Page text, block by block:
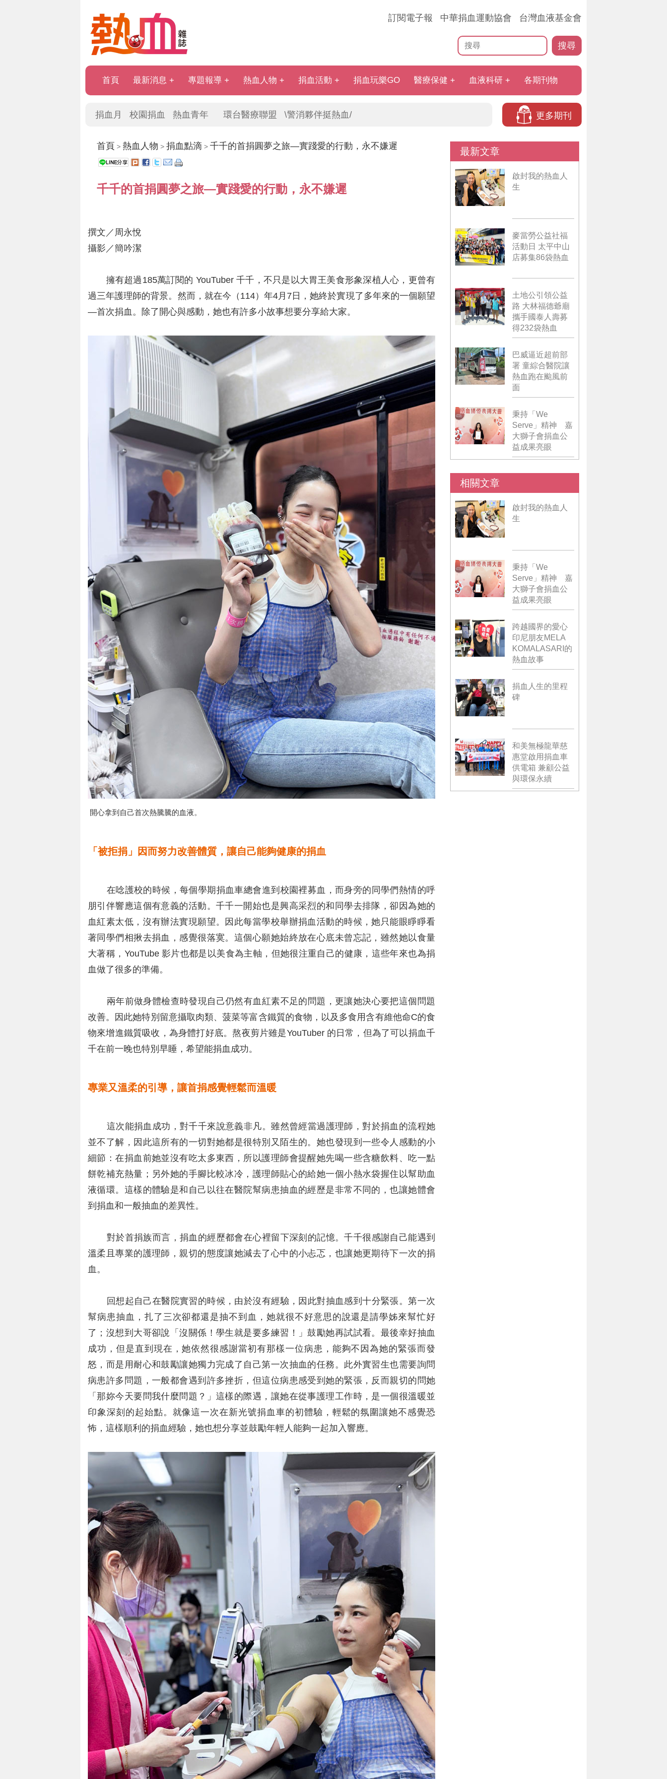
訂閱電子報 中華捐血運動協會 台灣血液基金會
搜尋
首頁 最新消息 專題報導 熱血人物 捐血活動 捐血玩樂GO 醫療保健 血液科研 各期刊物
捐血月 校園捐血 熱血青年 環台醫療聯盟 \警消夥伴挺熱血/ 更多期刊
首頁 > 熱血人物 > 捐血點滴 > 千千的首捐圓夢之旅—實踐愛的行動，永不嫌遲
千千的首捐圓夢之旅—實踐愛的行動，永不嫌遲
撰文／周永悅
攝影／簡吟潔
擁有超過185萬訂閱的 YouTuber 千千，不只是以大胃王美食形象深植人心，更曾有
過三年護理師的背景。然而，就在今（114）年4月7日，她終於實現了多年來的一個願望
—首次捐血。除了開心與感動，她也有許多小故事想要分享給大家。
開心拿到自己首次熱騰騰的血液。
「被拒捐」因而努力改善體質，讓自己能夠健康的捐血
在唸護校的時候，每個學期捐血車總會進到校園裡募血，而身旁的同學們熱情的呼
朋引伴響應這個有意義的活動。千千一開始也是興高采烈的和同學去排隊，卻因為她的
血紅素太低，沒有辦法實現願望。因此每當學校舉辦捐血活動的時候，她只能眼睜睜看
著同學們相揪去捐血，感覺很落寞。這個心願她始終放在心底未曾忘記，雖然她以食量
大著稱，YouTube 影片也都是以美食為主軸，但她很注重自己的健康，這些年來也為捐
血做了很多的準備。
兩年前做身體檢查時發現自己仍然有血紅素不足的問題，更讓她決心要把這個問題
改善。因此她特別留意攝取肉類、菠菜等富含鐵質的食物，以及多食用含有維他命C的食
物來增進鐵質吸收，為身體打好底。熬夜剪片雖是YouTuber 的日常，但為了可以捐血千
千在前一晚也特別早睡，希望能捐血成功。
專業又溫柔的引導，讓首捐感覺輕鬆而溫暖
這次能捐血成功，對千千來說意義非凡。雖然曾經當過護理師，對於捐血的流程她
並不了解，因此這所有的一切對她都是很特別又陌生的。她也發現到一些令人感動的小
細節：在捐血前她並沒有吃太多東西，所以護理師會提醒她先喝一些含糖飲料、吃一點
餅乾補充熱量；另外她的手腳比較冰冷，護理師貼心的給她一個小熱水袋握住以幫助血
液循環。這樣的體驗是和自己以往在醫院幫病患抽血的經歷是非常不同的，也讓她體會
到捐血和一般抽血的差異性。
對於首捐族而言，捐血的經歷都會在心裡留下深刻的記憶。千千很感謝自己能遇到
溫柔且專業的護理師，親切的態度讓她減去了心中的小忐忑，也讓她更期待下一次的捐
血。
回想起自己在醫院實習的時候，由於沒有經驗，因此對抽血感到十分緊張。第一次
幫病患抽血，扎了三次卻都還是抽不到血，她就很不好意思的說還是請學姊來幫忙好
了；沒想到大哥卻說「沒關係！學生就是要多練習！」鼓勵她再試試看。最後幸好抽血
成功，但是直到現在，她依然很感謝當初有那樣一位病患，能夠不因為她的緊張而發
怒，而是用耐心和鼓勵讓她獨力完成了自己第一次抽血的任務。此外實習生也需要詢問
病患許多問題，一般都會遇到許多挫折，但這位病患感受到她的緊張，反而親切的問她
「那妳今天要問我什麼問題？」這樣的際遇，讓她在從事護理工作時，是一個很溫暖並
印象深刻的起始點。就像這一次在新光號捐血車的初體驗，輕鬆的氛圍讓她不感覺恐
怖，這樣順利的捐血經驗，她也想分享並鼓勵年輕人能夠一起加入響應。
最新文章
啟封我的熱血人
生
麥當勞公益社福
活動日 太平中山
店募集86袋熱血
土地公引領公益
路 大林福德爺廟
攜手國泰人壽募
得232袋熱血
巴威逼近超前部
署 童綜合醫院讓
熱血跑在颱風前
面
秉持「We
Serve」精神 嘉
大獅子會捐血公
益成果亮眼
相關文章
啟封我的熱血人
生
秉持「We
Serve」精神 嘉
大獅子會捐血公
益成果亮眼
跨越國界的愛心
印尼朋友MELA
KOMALASARI的
熱血故事
捐血人生的里程
碑
和美無極龍華慈
惠堂啟用捐血車
供電箱 兼顧公益
與環保永續